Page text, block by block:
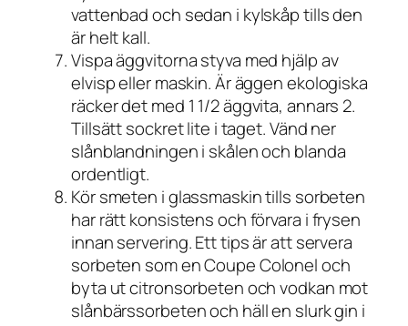
vattenbad och sedan i kylskåp tills den
är helt kall.
Vispa äggvitorna styva med hjälp av
elvisp eller maskin. Är äggen ekologiska
räcker det med 1 1/2 äggvita, annars 2.
Tillsätt sockret lite i taget. Vänd ner
slånblandningen i skålen och blanda
ordentligt.
Kör smeten i glassmaskin tills sorbeten
har rätt konsistens och förvara i frysen
innan servering. Ett tips är att servera
sorbeten som en Coupe Colonel och
byta ut citronsorbeten och vodkan mot
slånbärssorbeten och häll en slurk gin i